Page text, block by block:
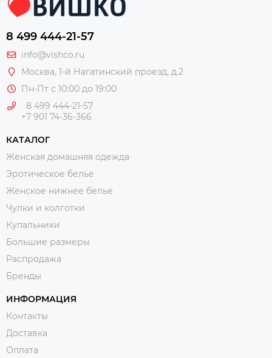
8 499 444-21-57
info@vishco.ru
Москва, 1-й Нагатинский проезд, д.2
Пн-Пт с 10:00 до 19:00
8 499 444-21-57
+7 901 74-36-366
КАТАЛОГ
Женская домашняя одежда
Эротическое белье
Женское нижнее белье
Чулки и колготки
Купальники
Большие размеры
Распродажа
Бренды
ИНФОРМАЦИЯ
Контакты
Доставка
Оплата